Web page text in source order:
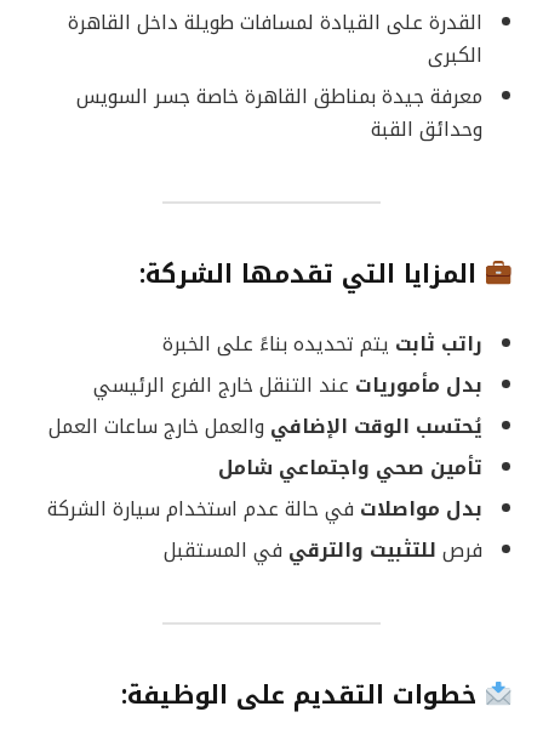
القدرة على القيادة لمسافات طويلة داخل القاهرة
الكبرى
معرفة جيدة بمناطق القاهرة خاصة جسر السويس
وحدائق القبة
المزايا التي تقدمها الشركة:
راتب ثابت يتم تحديده بناءً على الخبرة
بدل مأموريات عند التنقل خارج الفرع الرئيسي
يُحتسب الوقت الإضافي والعمل خارج ساعات العمل
تأمين صحي واجتماعي شامل
بدل مواصلات في حالة عدم استخدام سيارة الشركة
فرص للتثبيت والترقي في المستقبل
خطوات التقديم على الوظيفة: